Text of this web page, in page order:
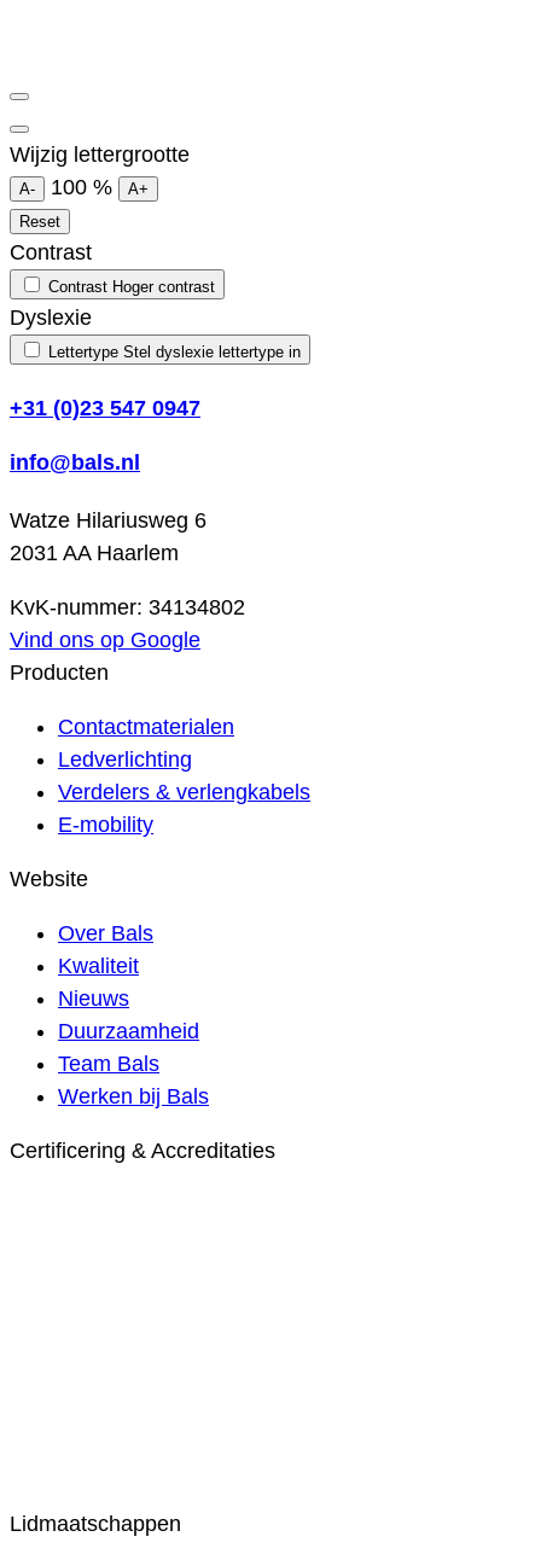
Wijzig lettergrootte
A- 100 %
A+
Reset
Contrast
Contrast Hoger contrast
Dyslexie
Lettertype Stel dyslexie lettertype in
+31 (0)23 547 0947
info@bals.nl
Watze Hilariusweg 6
2031 AA Haarlem
KvK-nummer: 34134802
Vind ons op Google
Producten
Contactmaterialen
Ledverlichting
Verdelers & verlengkabels
E-mobility
Website
Over Bals
Kwaliteit
Nieuws
Duurzaamheid
Team Bals
Werken bij Bals
Certificering & Accreditaties
Lidmaatschappen